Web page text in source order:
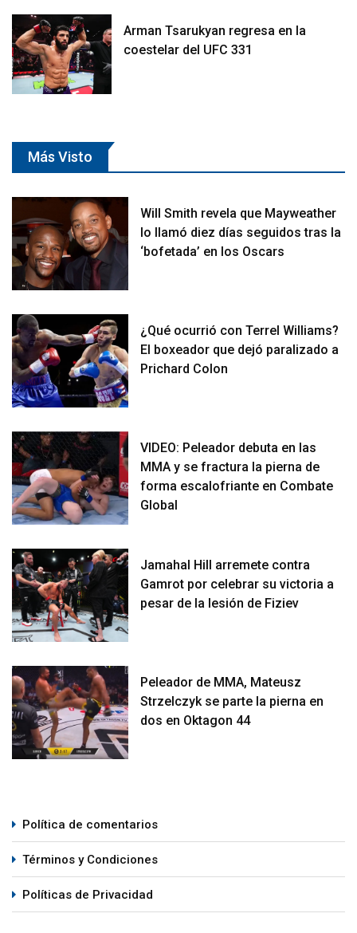
Arman Tsarukyan regresa en la
coestelar del UFC 331
Más Visto
Will Smith revela que Mayweather
lo llamó diez días seguidos tras la
‘bofetada’ en los Oscars
¿Qué ocurrió con Terrel Williams?
El boxeador que dejó paralizado a
Prichard Colon
VIDEO: Peleador debuta en las
MMA y se fractura la pierna de
forma escalofriante en Combate
Global
Jamahal Hill arremete contra
Gamrot por celebrar su victoria a
pesar de la lesión de Fiziev
Peleador de MMA, Mateusz
Strzelczyk se parte la pierna en
dos en Oktagon 44
Política de comentarios
Términos y Condiciones
Políticas de Privacidad